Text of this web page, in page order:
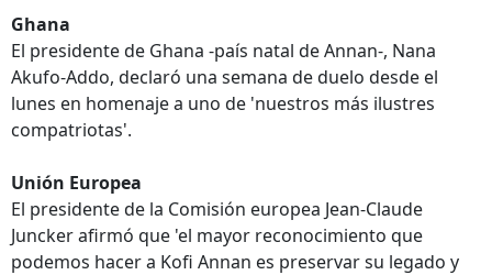
Ghana
El presidente de Ghana -país natal de Annan-, Nana
Akufo-Addo, declaró una semana de duelo desde el
lunes en homenaje a uno de 'nuestros más ilustres
compatriotas'.
Unión Europea
El presidente de la Comisión europea Jean-Claude
Juncker afirmó que 'el mayor reconocimiento que
podemos hacer a Kofi Annan es preservar su legado y